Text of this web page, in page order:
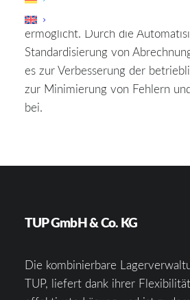
transparente Abwicklung von
ermöglicht. Durch die
Standardisierung von
es zur Verbesserung der
zur Minimierung von Fehlern
bei.
TUP GmbH & Co. KG
Die kombinierbare
TUP, liefert dank ihrer